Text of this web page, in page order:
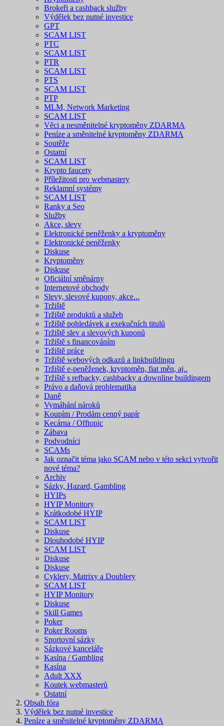
Brokeři a cashback služby
Výdělek bez nutné investice
GPT
SCAM LIST
PTC
SCAM LIST
PTR
SCAM LIST
PTS
SCAM LIST
PTP
MLM, Network Marketing
SCAM LIST
Věci a nesměnitelné kryptoměny ZDARMA
Peníze a směnitelné kryptoměny ZDARMA
Soutěže
Ostatní
SCAM LIST
Krypto faucety
Příležitosti pro webmastery
Reklamní systémy
SCAM LIST
Ranky a Seo
Služby
Akce, slevy
Elektronické peněženky a kryptoměny
Elektronické peněženky
Diskuse
Kryptoměny
Diskuse
Oficiální směnárny
Internetové obchody
Slevy, slevové kupony, akce...
Tržiště
Tržiště produktů a služeb
Tržiště pohledávek a exekučních titulů
Tržiště slev a slevových kuponů
Tržiště s financováním
Tržiště práce
Tržiště webových odkazů a linkbuildingu
Tržiště e-peněženek, kryptoměn, fiat měn, aj..
Tržiště s refbacky, cashbacky a downline buildingem
Právo a daňová problematika
Daně
Vymáhání nároků
Koupím / Prodám cenný papír
Kecárna / Offtopic
Zábava
Podvodníci
SCAMs
Jak označit téma jako SCAM nebo v této sekci vytvořit
nové téma?
Archiv
Sázky, Hazard, Gambling
HYIPs
HYIP Monitory
Krátkodobé HYIP
SCAM LIST
Diskuse
Dlouhodobé HYIP
SCAM LIST
Diskuse
Diskuse
Cyklery, Matrixy a Doublery
SCAM LIST
HYIP Monitory
Diskuse
Skill Games
Poker
Poker Rooms
Sportovní sázky
Sázkové kanceláře
Kasína / Gambling
Kasína
Adult XXX
Koutek webmasterů
Ostatní
Obsah fóra
Výdělek bez nutné investice
Peníze a směnitelné kryptoměny ZDARMA